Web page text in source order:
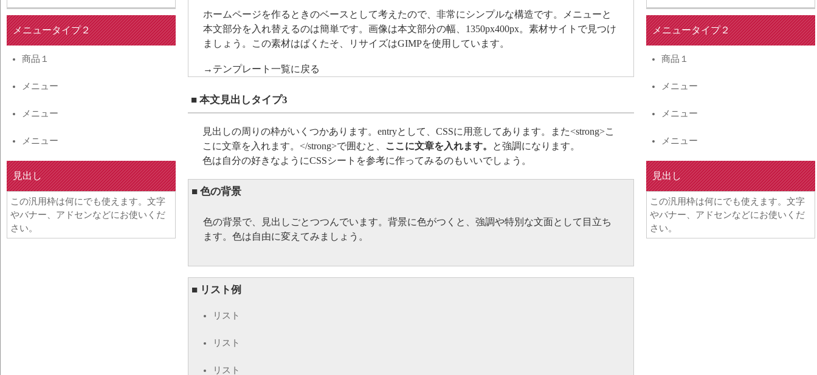
ホームページを作るときのベースとして考えたので、非常にシンプルな構造です。メニューと
本文部分を入れ替えるのは簡単です。画像は本文部分の幅、1350px400px。素材サイトで見つけ
ましょう。この素材はぱくたそ、リサイズはGIMPを使用しています。
→テンプレート一覧に戻る
■ 本文見出しタイプ3
見出しの周りの枠がいくつかあります。entryとして、CSSに用意してあります。また<strong>こ
こに文章を入れます。</strong>で囲むと、
ここに文章を入れます。
と強調になります。
色は自分の好きなようにCSSシートを参考に作ってみるのもいいでしょう。
■ 色の背景
色の背景で、見出しごとつつんでいます。背景に色がつくと、強調や特別な文面として目立ち
ます。色は自由に変えてみましょう。
■ リスト例
リスト
リスト
リスト
メニュータイプ２
商品１
メニュー
メニュー
メニュー
見出し
この汎用枠は何にでも使えます。文字
やバナー、アドセンなどにお使いくだ
さい。
メニュータイプ２
商品１
メニュー
メニュー
メニュー
見出し
この汎用枠は何にでも使えます。文字
やバナー、アドセンなどにお使いくだ
さい。